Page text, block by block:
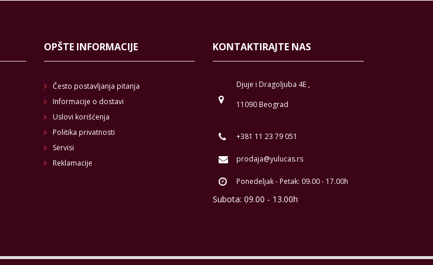
OPŠTE INFORMACIJE
Često postavljanja pitanja
Informacije o dostavi
Uslovi korišćenja
Politika privatnosti
Servisi
Reklamacije
KONTAKTIRAJTE NAS
Djuje i Dragoljuba 4E ,
11090 Beograd
+381 11 23 79 051
prodaja@yulucas.rs
Ponedeljak - Petak: 09.00 - 17.00h
Subota: 09.00 - 13.00h